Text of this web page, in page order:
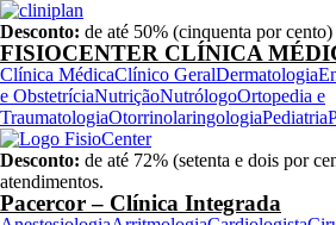
Desconto: de até 50% (cinquenta por
FISIOCENTER CLÍNICA
Clínica MédicaClínico GeralDermatologia
e ObstetríciaNutriçãoNutrólogoOrtopedia e
TraumatologiaOtorrinolaringologiaPediatria
Desconto: de até 72% (setenta e dois por
atendimentos.
Pacercor – Clínica Integrada